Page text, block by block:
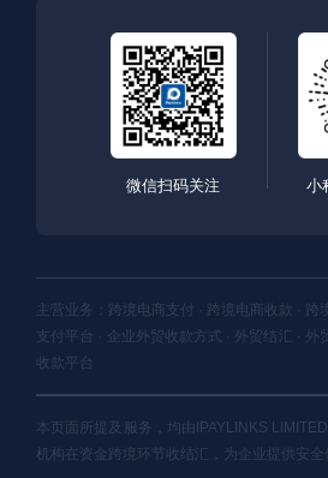
微信扫码关注 小
主营业务：跨境电商支付 · 跨境电商收款 · 跨
支付平台 · 企业外贸收款方式 · 外贸结汇 · 外
收款平台
本页面所提及服务，均由IPAYLINKS
机构在资金跨境环节收结汇，为企业提供安全